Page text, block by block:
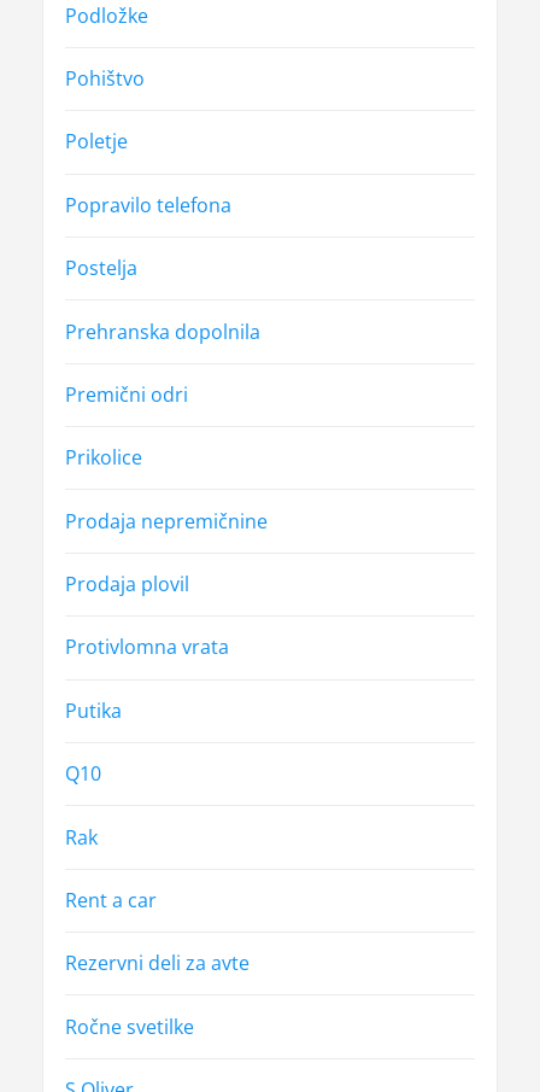
Podložke
Pohištvo
Poletje
Popravilo telefona
Postelja
Prehranska dopolnila
Premični odri
Prikolice
Prodaja nepremičnine
Prodaja plovil
Protivlomna vrata
Putika
Q10
Rak
Rent a car
Rezervni deli za avte
Ročne svetilke